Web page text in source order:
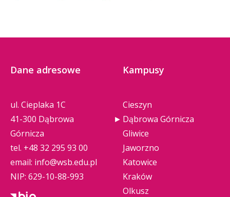
Dane adresowe
ul. Cieplaka 1C
41-300 Dąbrowa
Górnicza
tel. +48 32 295 93 00
email: info@wsb.edu.pl
NIP: 629-10-88-993
Kampusy
Cieszyn
Dąbrowa Górnicza
Gliwice
Jaworzno
Katowice
Kraków
Olkusz